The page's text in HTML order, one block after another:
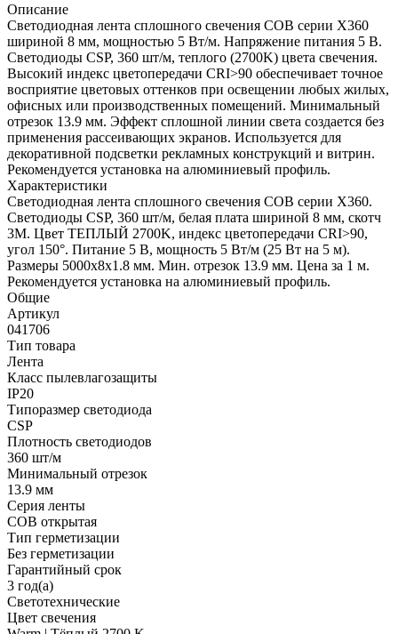
Описание
Светодиодная лента сплошного свечения COB серии X360
шириной 8 мм, мощностью 5 Вт/м. Напряжение питания 5 В.
Светодиоды CSP, 360 шт/м, теплого (2700K) цвета свечения.
Высокий индекс цветопередачи CRI>90 обеспечивает точное
восприятие цветовых оттенков при освещении любых жилых,
офисных или производственных помещений. Минимальный
отрезок 13.9 мм. Эффект сплошной линии света создается без
применения рассеивающих экранов. Используется для
декоративной подсветки рекламных конструкций и витрин.
Рекомендуется установка на алюминиевый профиль.
Характеристики
Светодиодная лента сплошного свечения COB серии X360.
Светодиоды CSP, 360 шт/м, белая плата шириной 8 мм, скотч
3M. Цвет ТЕПЛЫЙ 2700K, индекс цветопередачи CRI>90,
угол 150°. Питание 5 В, мощность 5 Вт/м (25 Вт на 5 м).
Размеры 5000х8х1.8 мм. Мин. отрезок 13.9 мм. Цена за 1 м.
Рекомендуется установка на алюминиевый профиль.
Общие
Артикул
041706
Тип товара
Лента
Класс пылевлагозащиты
IP20
Типоразмер светодиода
CSP
Плотность светодиодов
360 шт/м
Минимальный отрезок
13.9 мм
Серия ленты
COB открытая
Тип герметизации
Без герметизации
Гарантийный срок
3 год(а)
Светотехнические
Цвет свечения